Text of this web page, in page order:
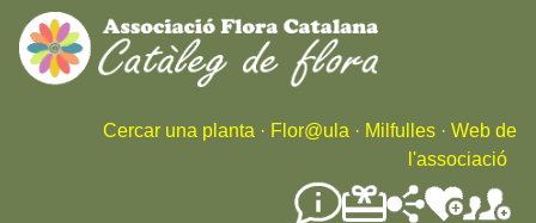
Skip
to
main
content
Cercar una planta · Flor@ula · Milfulles · Web de
l'associació